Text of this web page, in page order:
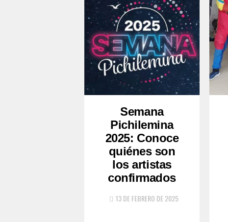
Semana
Pichilemina
2025: Conoce
quiénes son
los artistas
confirmados
13 DE FEBRERO DE 2025